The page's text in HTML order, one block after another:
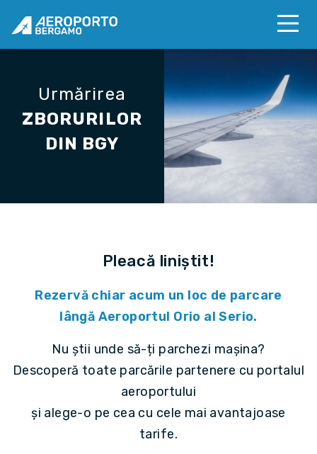
Urmărirea
ZBORURILOR
DIN BGY
Pleacă liniștit!
Rezervă chiar acum un loc de parcare
lângă Aeroportul Orio al Serio.
Nu știi unde să-ți parchezi mașina?
Descoperă toate parcările partenere cu portalul
aeroportului
și alege-o pe cea cu cele mai avantajoase
tarife.